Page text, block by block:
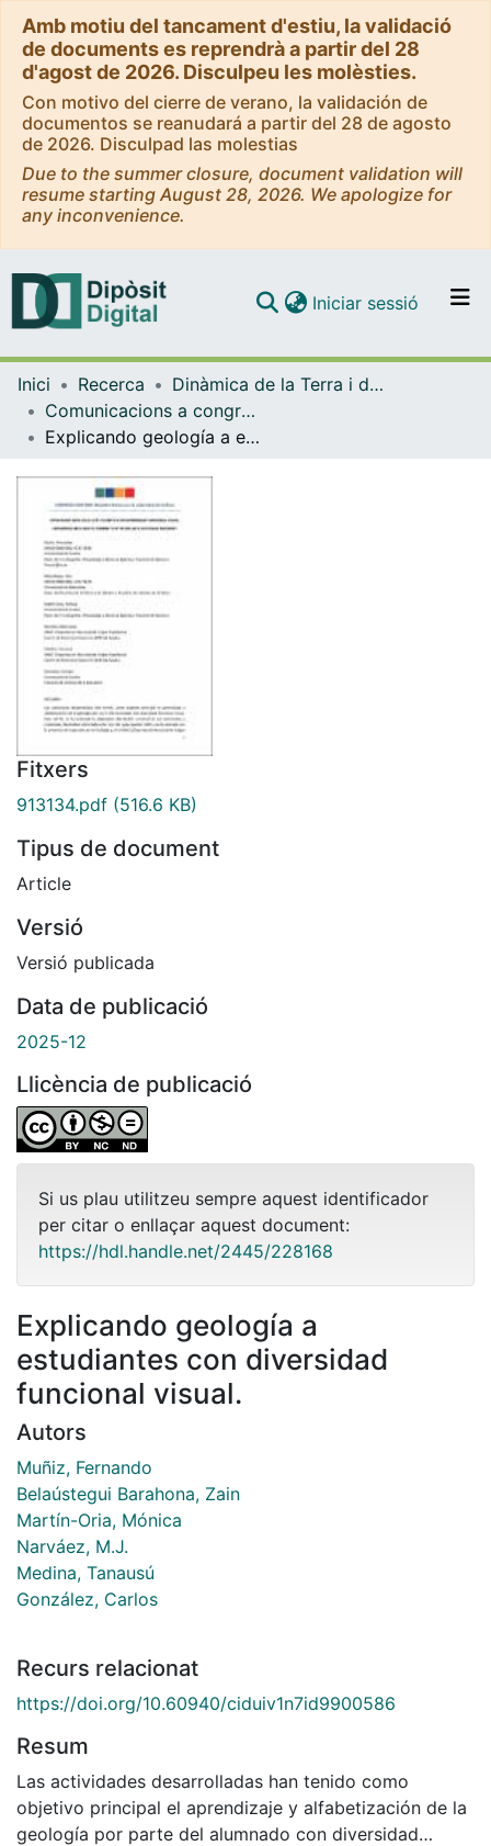
Amb motiu del tancament d'estiu, la validació
de documents es reprendrà a partir del 28
d'agost de 2026. Disculpeu les molèsties.
Con motivo del cierre de verano, la validación de
documentos se reanudará a partir del 28 de agosto
de 2026. Disculpad las molestias
Due to the summer closure, document validation will
resume starting August 28, 2026. We apologize for
any inconvenience.
Navega per tot el DD
Com publicar
Iniciar sessió (current)
Inici Recerca
Dinàmica de la Terra i de l'Oceà
Comunicacions a congressos (Dinàmica de la Terra i de l'Oceà)
Explicando geología a estudiantes con diversidad funcional visual.
Fitxers
913134.pdf (516.6 KB)
Tipus de document
Article
Versió
Versió publicada
Data de publicació
2025-12
Llicència de publicació
Si us plau utilitzeu sempre aquest identificador
per citar o enllaçar aquest document:
https://hdl.handle.net/2445/228168
Explicando geología a
estudiantes con diversidad
funcional visual.
Autors
Muñiz, Fernando
Belaústegui Barahona, Zain
Martín-Oria, Mónica
Narváez, M.J.
Medina, Tanausú
González, Carlos
Recurs relacionat
https://doi.org/10.60940/ciduiv1n7id9900586
Resum
Las actividades desarrolladas han tenido como
objetivo principal el aprendizaje y alfabetización de la
geología por parte del alumnado con diversidad